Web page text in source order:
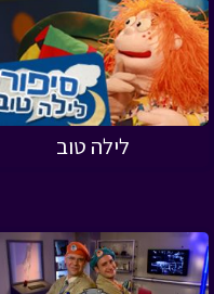
לילה טוב